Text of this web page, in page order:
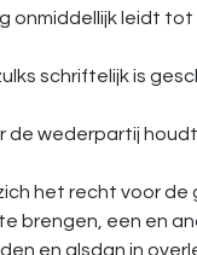
onmiddellijk leidt
schriftelijk is
wederpartij
het recht voor
brengen, een en
en alsdan in